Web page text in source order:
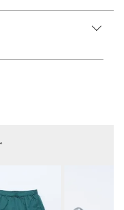
テム。
ディネートのバランスが取
着用もおススメです！